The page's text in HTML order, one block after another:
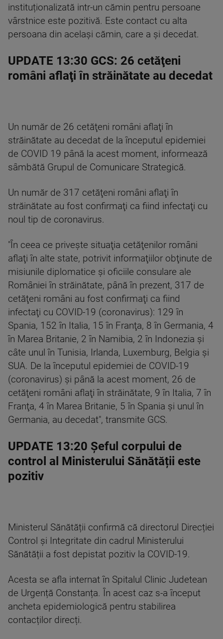
instituționalizată intr-un cămin pentru persoane
vârstnice este pozitivă. Este contact cu alta
persoana din același cămin, care a și decedat.
UPDATE 13:30 GCS: 26 cetăţeni
români aflaţi în străinătate au decedat
Un număr de 26 cetăţeni români aflaţi în
străinătate au decedat de la începutul epidemiei
de COVID 19 până la acest moment, informează
sâmbătă Grupul de Comunicare Strategică.
Un număr de 317 cetăţeni români aflaţi în
străinătate au fost confirmaţi ca fiind infectaţi cu
noul tip de coronavirus.
"În ceea ce priveşte situaţia cetăţenilor români
aflaţi în alte state, potrivit informaţiilor obţinute de
misiunile diplomatice şi oficiile consulare ale
României în străinătate, până în prezent, 317 de
cetăţeni români au fost confirmaţi ca fiind
infectaţi cu COVID-19 (coronavirus): 129 în
Spania, 152 în Italia, 15 în Franţa, 8 în Germania, 4
în Marea Britanie, 2 în Namibia, 2 în Indonezia şi
câte unul în Tunisia, Irlanda, Luxemburg, Belgia şi
SUA. De la începutul epidemiei de COVID-19
(coronavirus) şi până la acest moment, 26 de
cetăţeni români aflaţi în străinătate, 9 în Italia, 7 în
Franţa, 4 în Marea Britanie, 5 în Spania şi unul în
Germania, au decedat", transmite GCS.
UPDATE 13:20 Șeful corpului de
control al Ministerului Sănătății este
pozitiv
Ministerul Sănătății confirmă că directorul Direcției
Control și Integritate din cadrul Ministerului
Sănătății a fost depistat pozitiv la COVID-19.
Acesta se afla internat în Spitalul Clinic Judetean
de Urgență Constanța. În acest caz s-a început
ancheta epidemiologică pentru stabilirea
contacților direcți.